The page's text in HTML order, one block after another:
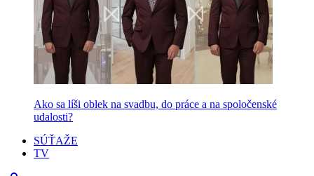
Ako sa líši oblek na svadbu, do práce a na spoločenské
udalosti?
SÚŤAŽE
TV